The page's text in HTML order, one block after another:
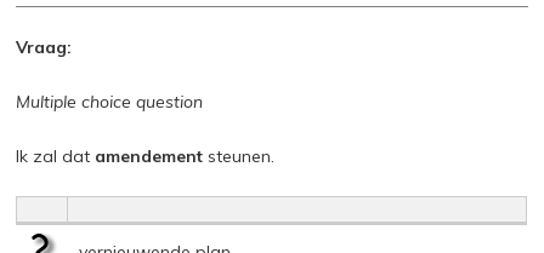
Vraag:
Multiple choice question
Ik zal dat amendement steunen.